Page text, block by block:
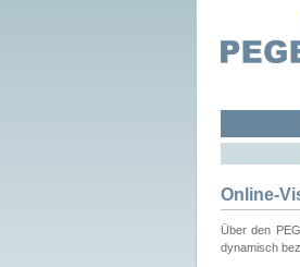
Online-
Über den
dynamisch